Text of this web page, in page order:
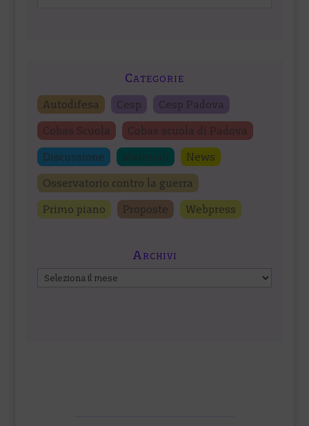
Categorie
Autodifesa Cesp
Cesp Padova
Cobas Scuola
Cobas scuola di Padova
Discussione
Materiali
News
Osservatorio contro la guerra
Primo piano
Proposte Webpress
Archivi
Archivi